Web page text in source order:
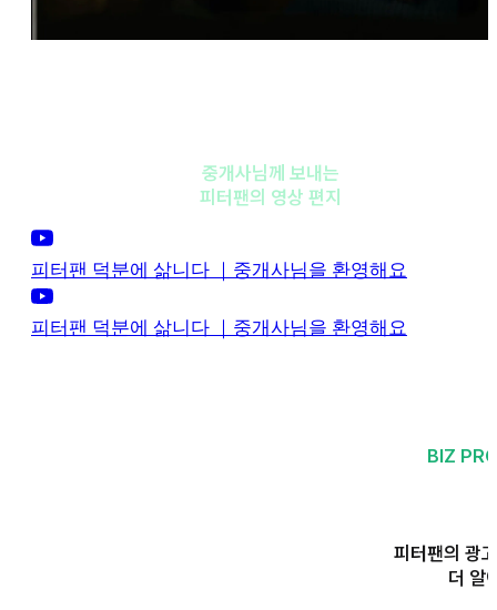
중개사님께 보내는
피터팬의 영상 편지
피터팬 덕분에 삶니다 ｜중개사님을 환영해요
피터팬 덕분에 삶니다 ｜중개사님을 환영해요
BIZ
피터팬의 광
더 알